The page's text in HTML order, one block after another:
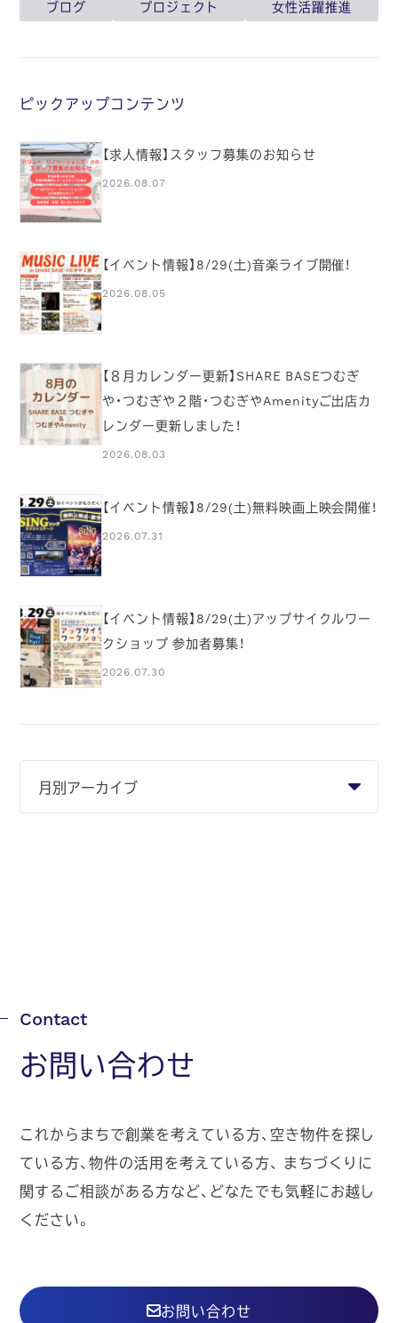
ブログ プロジェクト 女性活躍推進
ピックアップコンテンツ
【求人情報】スタッフ募集のお知らせ
2026.08.07
【イベント情報】8/29(土)音楽ライブ開催！
2026.08.05
【８月カレンダー更新】SHARE BASEつむぎ
や・つむぎや２階・つむぎやAmenityご出店カ
レンダー更新しました！
2026.08.03
【イベント情報】8/29(土)無料映画上映会開催！
2026.07.31
【イベント情報】8/29(土)アップサイクルワー
クショップ 参加者募集！
2026.07.30
お問い合わせ
これからまちで創業を考えている方、空き物件を探し
ている方、物件の活用を考えている方、 まちづくりに
関するご相談がある方など、どなたでも気軽にお越し
ください。
お問い合わせ